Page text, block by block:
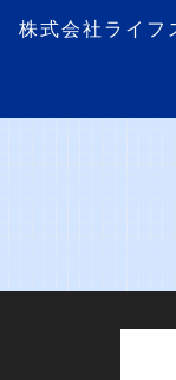
株式会社ライフ